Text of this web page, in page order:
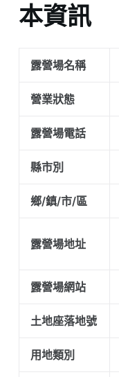
本資訊
露營場名稱
營業狀態
露營場電話
縣市別
鄉/鎮/市/區
露營場地址
露營場網站
土地座落地號
用地類別